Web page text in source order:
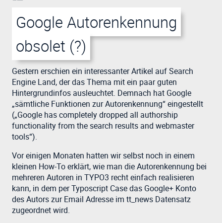
Google Autorenkennung
obsolet (?)
Gestern erschien ein interessanter Artikel auf Search
Engine Land, der das Thema mit ein paar guten
Hintergrundinfos ausleuchtet. Demnach hat Google
„sämtliche Funktionen zur Autorenkennung“ eingestellt
(„Google has completely dropped all authorship
functionality from the search results and webmaster
tools“).
Vor einigen Monaten hatten wir selbst noch in einem
kleinen How-To erklärt, wie man die Autorenkennung bei
mehreren Autoren in TYPO3 recht einfach realisieren
kann, in dem per Typoscript Case das Google+ Konto
des Autors zur Email Adresse im tt_news Datensatz
zugeordnet wird.